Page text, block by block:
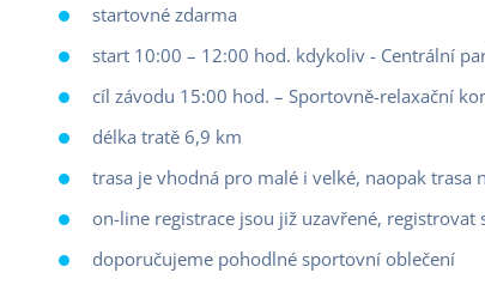
startovné zdarma
start 10:00 – 12:00 hod. kdykoliv - Centrální
cíl závodu 15:00 hod. – Sportovně-relaxační
délka tratě 6,9 km
trasa je vhodná pro malé i velké, naopak trasa
on-line registrace jsou již uzavřené, registrovat
doporučujeme pohodlné sportovní oblečení